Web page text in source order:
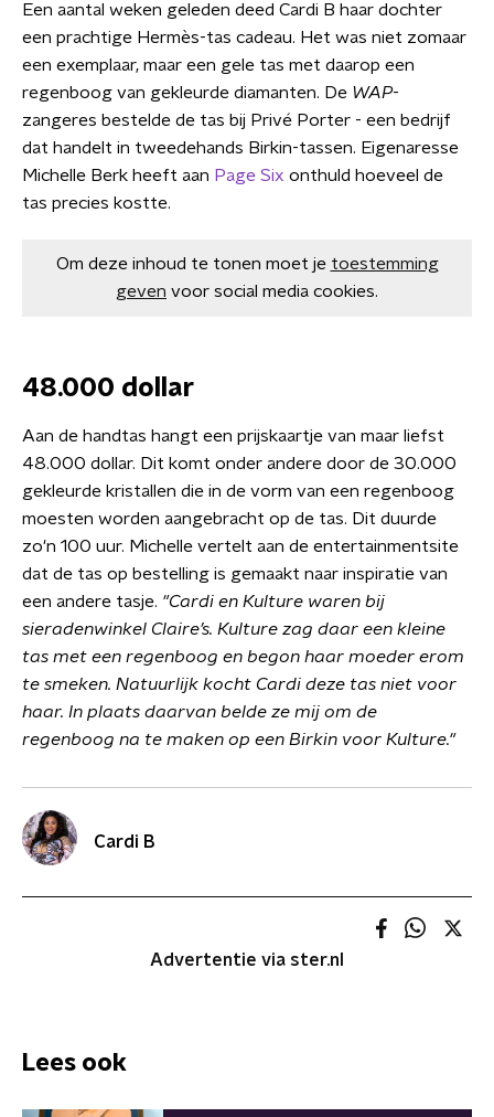
Een aantal weken geleden deed Cardi B haar dochter
een prachtige Hermès-tas cadeau. Het was niet zomaar
een exemplaar, maar een gele tas met daarop een
regenboog van gekleurde diamanten. De WAP-
zangeres bestelde de tas bij Privé Porter - een bedrijf
dat handelt in tweedehands Birkin-tassen. Eigenaresse
Michelle Berk heeft aan Page Six onthuld hoeveel de
tas precies kostte.
Om deze inhoud te tonen moet je toestemming
geven voor social media cookies.
48.000 dollar
Aan de handtas hangt een prijskaartje van maar liefst
48.000 dollar. Dit komt onder andere door de 30.000
gekleurde kristallen die in de vorm van een regenboog
moesten worden aangebracht op de tas. Dit duurde
zo'n 100 uur. Michelle vertelt aan de entertainmentsite
dat de tas op bestelling is gemaakt naar inspiratie van
een andere tasje. "Cardi en Kulture waren bij
sieradenwinkel Claire’s. Kulture zag daar een kleine
tas met een regenboog en begon haar moeder erom
te smeken. Natuurlijk kocht Cardi deze tas niet voor
haar. In plaats daarvan belde ze mij om de
regenboog na te maken op een Birkin voor Kulture."
Cardi B
Advertentie via ster.nl
Lees ook